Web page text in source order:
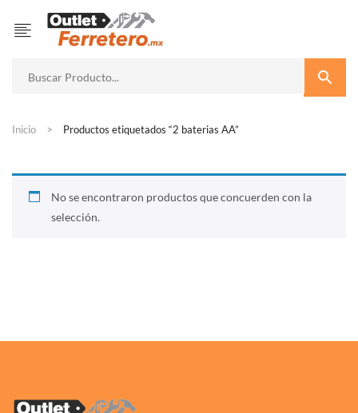
Inicio Productos etiquetados “2 baterias AA”
No se encontraron productos que concuerden con la
selección.